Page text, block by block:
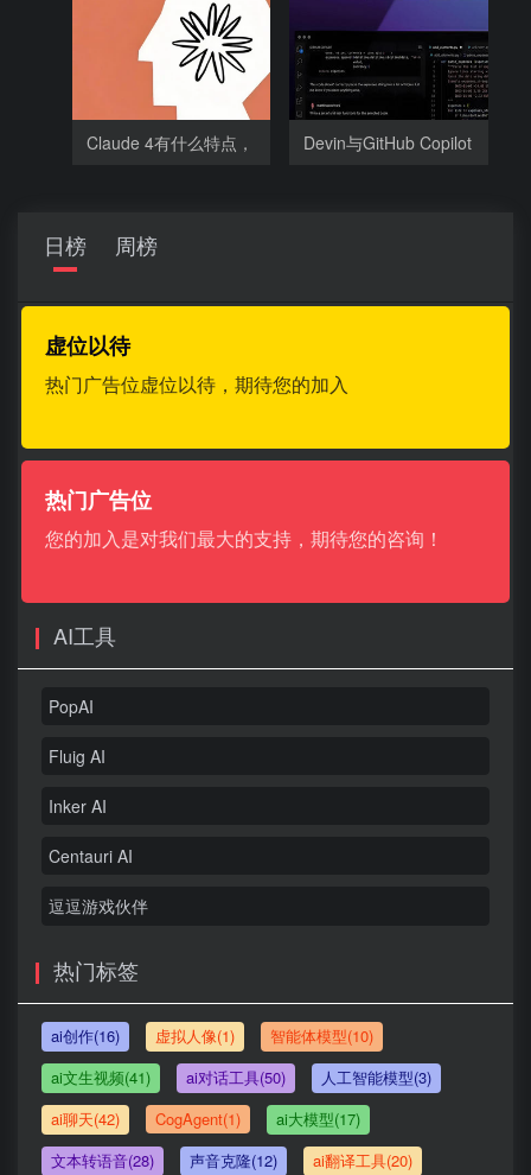
Claude 4有什么特点，
Devin与GitHub Copilot
日榜 周榜
虚位以待
热门广告位虚位以待，期待您的加入
热门广告位
您的加入是对我们最大的支持，期待您的咨询！
AI工具
PopAI
Fluig AI
Inker AI
Centauri AI
逗逗游戏伙伴
热门标签
ai创作(16) 虚拟人像(1)
智能体模型(10)
ai文生视频(41)
ai对话工具(50)
人工智能模型(3)
ai聊天(42)
CogAgent(1)
ai大模型(17)
文本转语音(28)
声音克隆(12) ai翻译工具(20)